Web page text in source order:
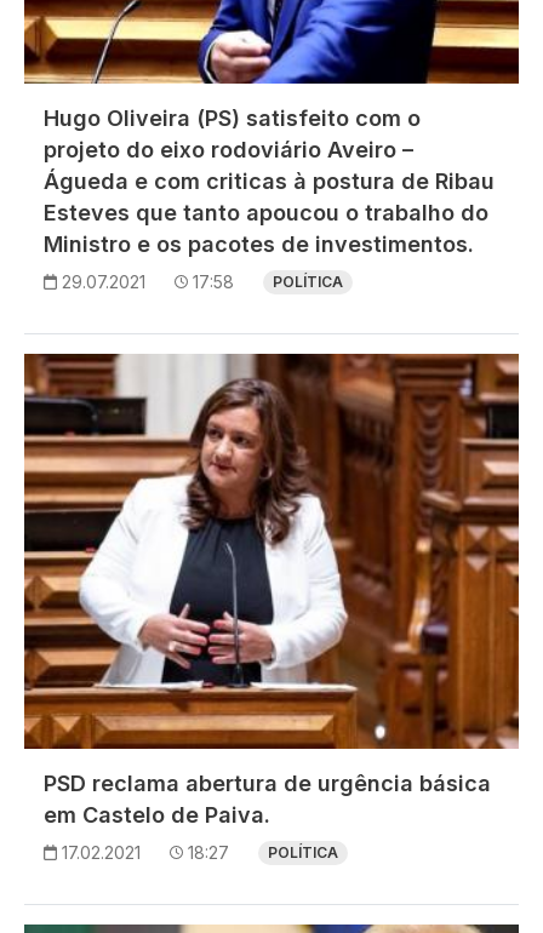
Hugo Oliveira (PS) satisfeito com o
projeto do eixo rodoviário Aveiro –
Águeda e com criticas à postura de Ribau
Esteves que tanto apoucou o trabalho do
Ministro e os pacotes de investimentos.
29.07.2021 17:58 POLÍTICA
Imagem
PSD reclama abertura de urgência básica
em Castelo de Paiva.
17.02.2021 18:27 POLÍTICA